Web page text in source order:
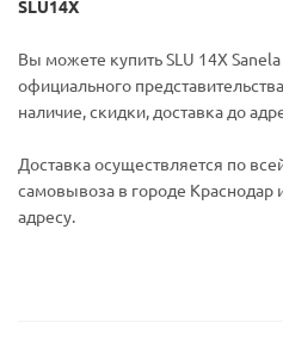
SLU14X
Вы можете купить SLU 14X
официального
наличие, скидки, доставка до
Доставка осуществляется по
самовывоза в городе Краснодар
адресу.